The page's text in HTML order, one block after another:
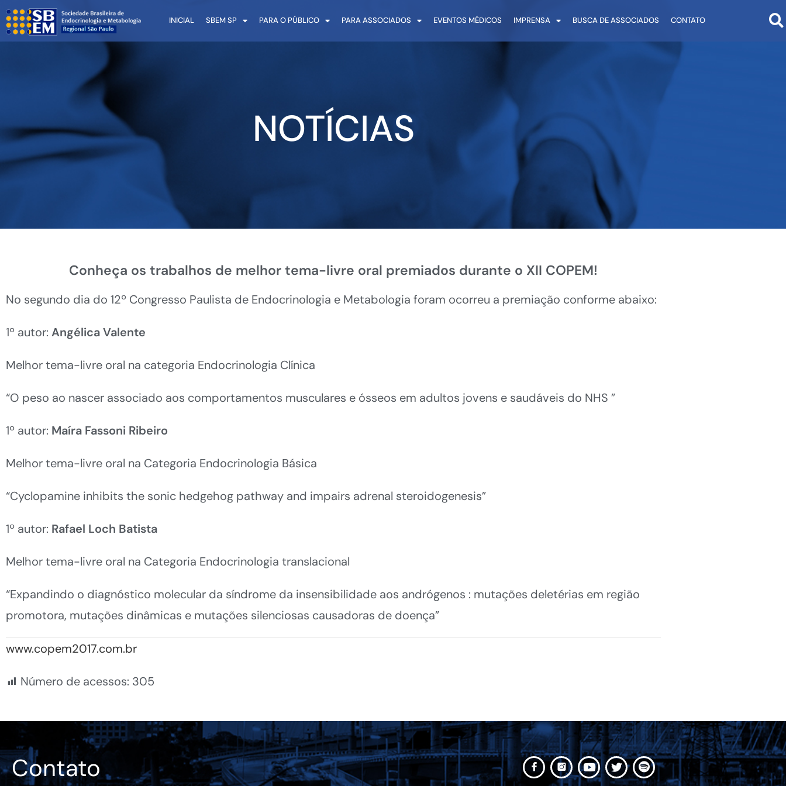
INICIAL SBEM SP PARA O PÚBLICO PARA ASSOCIADOS EVENTOS MÉDICOS IMPRENSA BUSCA DE ASSOCIADOS CONTATO
NOTÍCIAS
Conheça os trabalhos de melhor tema-livre oral premiados durante o XII COPEM!
No segundo dia do 12º Congresso Paulista de Endocrinologia e Metabologia foram ocorreu a premiação conforme abaixo:
1º autor: Angélica Valente
Melhor tema-livre oral na categoria Endocrinologia Clínica
“O peso ao nascer associado aos comportamentos musculares e ósseos em adultos jovens e saudáveis do NHS ”
1º autor: Maíra Fassoni Ribeiro
Melhor tema-livre oral na Categoria Endocrinologia Básica
“Cyclopamine inhibits the sonic hedgehog pathway and impairs adrenal steroidogenesis”
1º autor: Rafael Loch Batista
Melhor tema-livre oral na Categoria Endocrinologia translacional
“Expandindo o diagnóstico molecular da síndrome da insensibilidade aos andrógenos : mutações deletérias em região
promotora, mutações dinâmicas e mutações silenciosas causadoras de doença”
www.copem2017.com.br
Número de acessos: 305
Contato